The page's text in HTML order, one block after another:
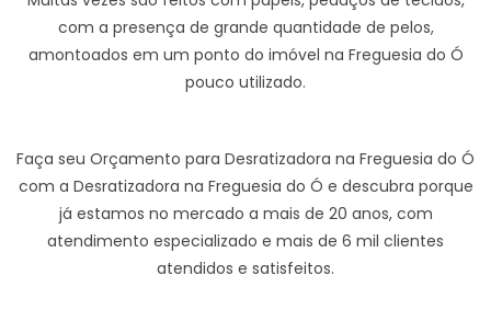
com a presença de grande quantidade de pelos,
amontoados em um ponto do imóvel na Freguesia do Ó
pouco utilizado.
Faça seu Orçamento para Desratizadora na Freguesia do Ó
com a Desratizadora na Freguesia do Ó e descubra porque
já estamos no mercado a mais de 20 anos, com
atendimento especializado e mais de 6 mil clientes
atendidos e satisfeitos.